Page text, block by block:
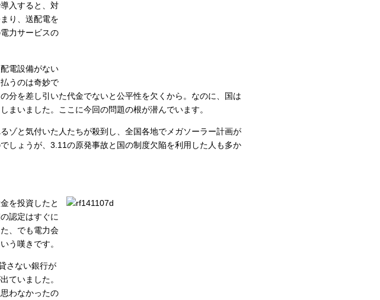
入すると、対
り、送配電を
力サービスの
電設備がない
うのは奇妙で
分を差し引いた代金でないと公平性を欠くから。なのに、国は
まいました。ここに今回の問題の根が潜んでいます。
ゾと気付いた人たちが殺到し、全国各地でメガソーラー計画が
しょうが、3.11の原発事故と国の制度欠陥を利用した人も多か
を投資したと
認定はすぐに
、でも電力会
う嘆きです。
さない銀行が
ていました。
わなかったの